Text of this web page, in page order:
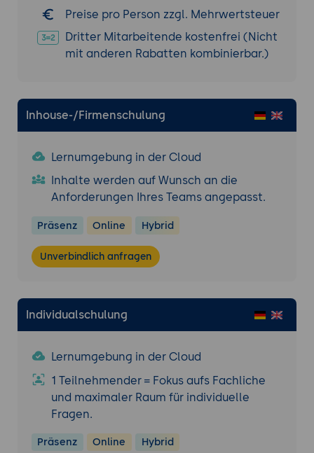
Preise pro Person zzgl. Mehrwertsteuer
Dritter Mitarbeitende kostenfrei (Nicht
mit anderen Rabatten kombinierbar.)
Inhouse-/Firmenschulung
Lernumgebung in der Cloud
Inhalte werden auf Wunsch an die
Anforderungen Ihres Teams angepasst.
Präsenz Online Hybrid
Unverbindlich anfragen
Individualschulung
Lernumgebung in der Cloud
1 Teilnehmender = Fokus aufs Fachliche
und maximaler Raum für individuelle
Fragen.
Präsenz Online Hybrid